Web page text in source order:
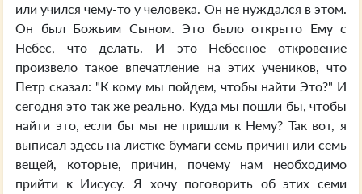
или учился чему-то у человека. Он не нуждался в этом.
Он был Божьим Сыном. Это было открыто Ему с
Небес, что делать. И это Небесное откровение
произвело такое впечатление на этих учеников, что
Петр сказал: "К кому мы пойдем, чтобы найти Это?" И
сегодня это так же реально. Куда мы пошли бы, чтобы
найти это, если бы мы не пришли к Нему? Так вот, я
выписал здесь на листке бумаги семь причин или семь
вещей, которые, причин, почему нам необходимо
прийти к Иисусу. Я хочу поговорить об этих семи